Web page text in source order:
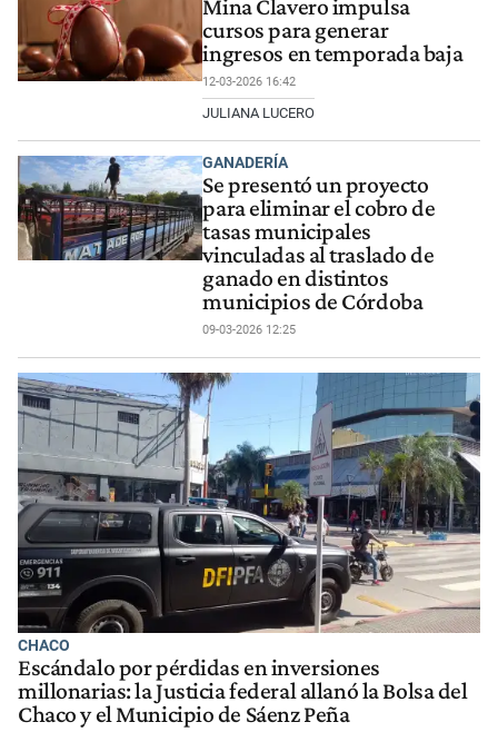
Mina Clavero impulsa
cursos para generar
ingresos en temporada baja
12-03-2026 16:42
JULIANA LUCERO
GANADERÍA
Se presentó un proyecto
para eliminar el cobro de
tasas municipales
vinculadas al traslado de
ganado en distintos
municipios de Córdoba
09-03-2026 12:25
CHACO
Escándalo por pérdidas en inversiones
millonarias: la Justicia federal allanó la Bolsa del
Chaco y el Municipio de Sáenz Peña